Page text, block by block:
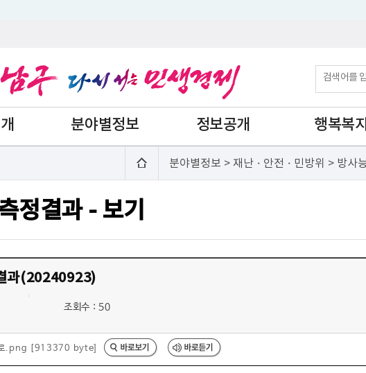
분야별정보 정보공개 행복복지
분야별정보 > 재난ㆍ안전ㆍ민방위 > 방사
정결과 - 보기
과(20240923)
조회수 : 50
.png [913370 byte]